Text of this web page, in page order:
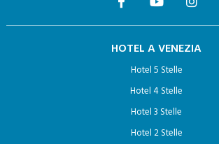
HOTEL A VENEZIA
Hotel 5 Stelle
Hotel 4 Stelle